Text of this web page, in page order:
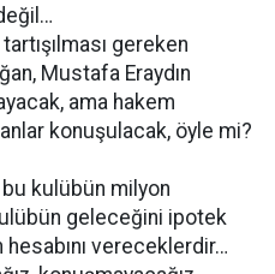
gereken
Mustafa Eraydın
ama hakem
konuşulacak, öyle mi?
kulübün milyon
geleceğini ipotek
vereceklerdir…